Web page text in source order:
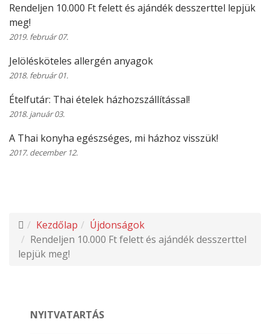
Rendeljen 10.000 Ft felett és ajándék desszerttel lepjük
meg!
2019. február 07.
Jelölésköteles allergén anyagok
2018. február 01.
Ételfutár: Thai ételek házhozszállítással!
2018. január 03.
A Thai konyha egészséges, mi házhoz visszük!
2017. december 12.
Kezdőlap
Újdonságok
Rendeljen 10.000 Ft felett és ajándék desszerttel
lepjük meg!
NYITVATARTÁS